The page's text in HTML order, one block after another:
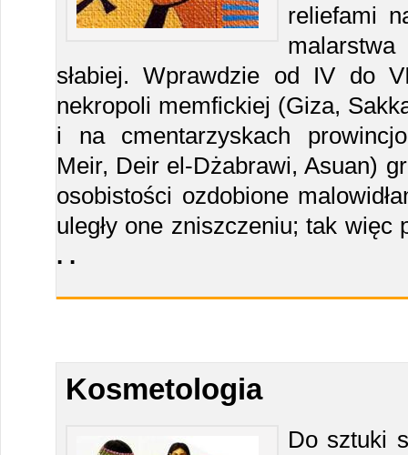
reliefami
słabiej. Wprawdzie od IV do
nekropoli memfickiej (Giza,
i na cmentarzyskach
Meir, Deir el-Dżabrawi, Asuan)
osobistości ozdobione
uległy one zniszczeniu; tak
. .
Kosmetologia
Do sztuki